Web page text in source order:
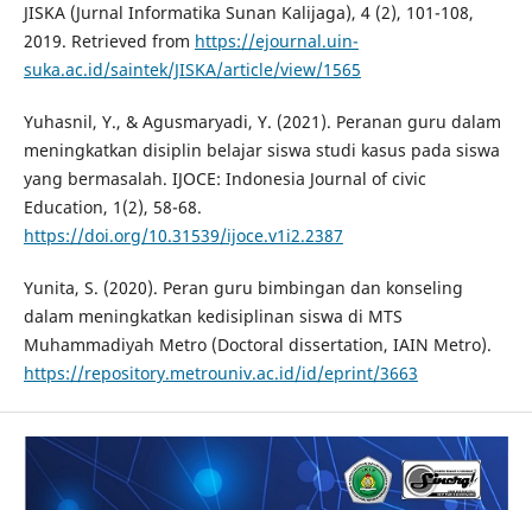
JISKA (Jurnal Informatika Sunan Kalijaga), 4 (2), 101-108,
2019. Retrieved from https://ejournal.uin-
suka.ac.id/saintek/JISKA/article/view/1565
Yuhasnil, Y., & Agusmaryadi, Y. (2021). Peranan guru dalam
meningkatkan disiplin belajar siswa studi kasus pada siswa
yang bermasalah. IJOCE: Indonesia Journal of civic
Education, 1(2), 58-68.
https://doi.org/10.31539/ijoce.v1i2.2387
Yunita, S. (2020). Peran guru bimbingan dan konseling
dalam meningkatkan kedisiplinan siswa di MTS
Muhammadiyah Metro (Doctoral dissertation, IAIN Metro).
https://repository.metrouniv.ac.id/id/eprint/3663